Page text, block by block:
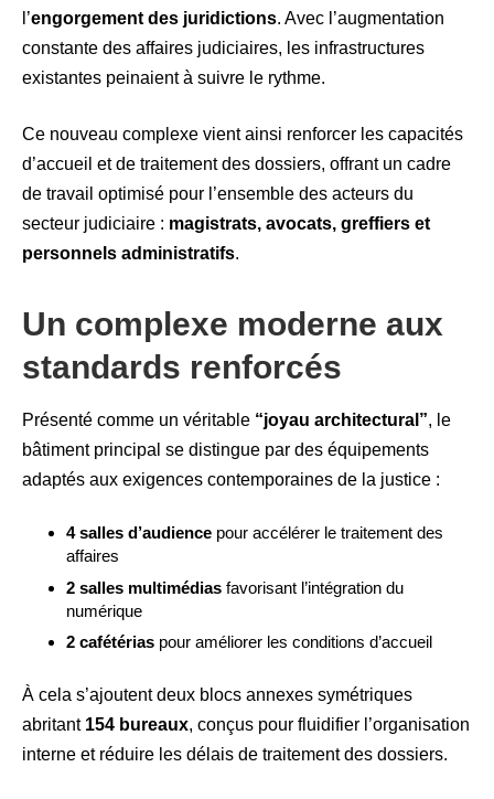
l’engorgement des juridictions. Avec l’augmentation
constante des affaires judiciaires, les infrastructures
existantes peinaient à suivre le rythme.
Ce nouveau complexe vient ainsi renforcer les capacités
d’accueil et de traitement des dossiers, offrant un cadre
de travail optimisé pour l’ensemble des acteurs du
secteur judiciaire : magistrats, avocats, greffiers et
personnels administratifs.
Un complexe moderne aux
standards renforcés
Présenté comme un véritable “joyau architectural”, le
bâtiment principal se distingue par des équipements
adaptés aux exigences contemporaines de la justice :
4 salles d’audience pour accélérer le traitement des
affaires
2 salles multimédias favorisant l’intégration du
numérique
2 cafétérias pour améliorer les conditions d’accueil
À cela s’ajoutent deux blocs annexes symétriques
abritant 154 bureaux, conçus pour fluidifier l’organisation
interne et réduire les délais de traitement des dossiers.